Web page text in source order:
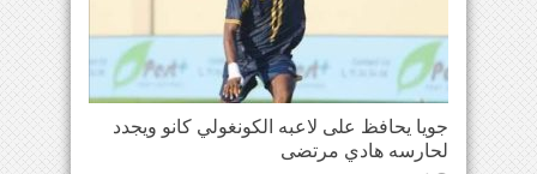
جويا يحافظ على لاعبه الكونغولي كانو ويجدد
لحارسه هادي مرتضى